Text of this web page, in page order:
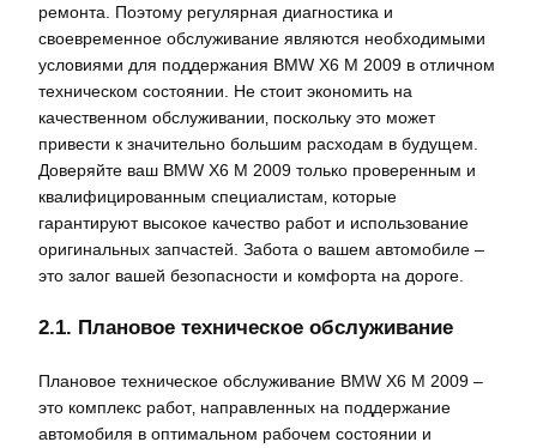
ремонта. Поэтому регулярная диагностика и
своевременное обслуживание являются необходимыми
условиями для поддержания BMW X6 M 2009 в отличном
техническом состоянии. Не стоит экономить на
качественном обслуживании‚ поскольку это может
привести к значительно большим расходам в будущем.
Доверяйте ваш BMW X6 M 2009 только проверенным и
квалифицированным специалистам‚ которые
гарантируют высокое качество работ и использование
оригинальных запчастей. Забота о вашем автомобиле –
это залог вашей безопасности и комфорта на дороге.
2.1. Плановое техническое обслуживание
Плановое техническое обслуживание BMW X6 M 2009 –
это комплекс работ‚ направленных на поддержание
автомобиля в оптимальном рабочем состоянии и